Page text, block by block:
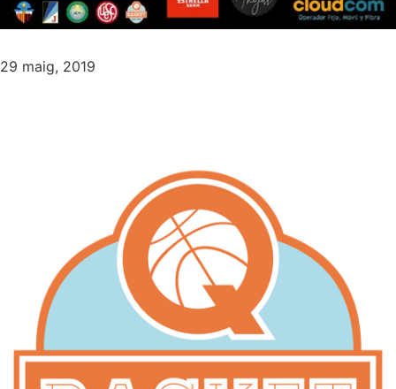
29 maig, 2019